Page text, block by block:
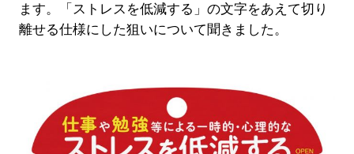
ます。「ストレスを低減する」の文字をあえて切り
離せる仕様にした狙いについて聞きました。